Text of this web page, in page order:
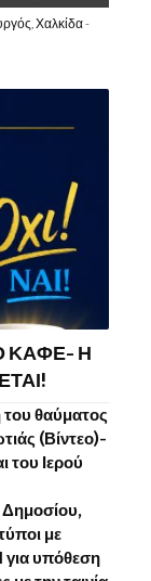
Χαλκίδα -
ΚΑΦΕ- Η
θαύματος
(Βίντεο)-
του Ιερού
με
για υπόθεση